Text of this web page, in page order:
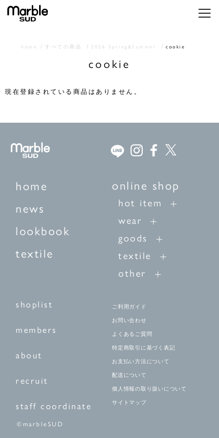
メニ
home すべての商品 2026 Spring&Summer cookie
cookie
現在登録されている商品はありません。
home
news
lookbook
textile
online shop
hot item
wear
goods
textile
other
shoplist
members
about
recruit
staff coordinate
ご利用ガイド
お問い合わせ
よくあるご質問
特定商取引に基づく表記
お支払い方法について
配送について
個人情報の取り扱いについて
サイトマップ
©marbleSUD